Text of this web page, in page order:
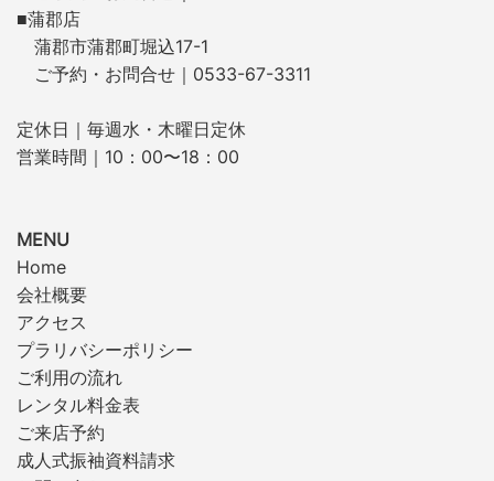
■蒲郡店
蒲郡市蒲郡町堀込17-1
ご予約・お問合せ｜0533-67-3311
定休日｜毎週水・木曜日定休
営業時間｜10：00〜18：00
MENU
Home
会社概要
アクセス
プラリバシーポリシー
ご利用の流れ
レンタル料金表
ご来店予約
成人式振袖資料請求